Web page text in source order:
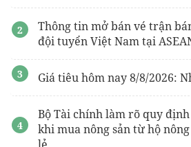
Thông tin mở bán vé trận
đội tuyển Việt Nam tại
Giá tiêu hôm nay 8/8/2026:
Bộ Tài chính làm rõ quy
khi mua nông sản từ hộ